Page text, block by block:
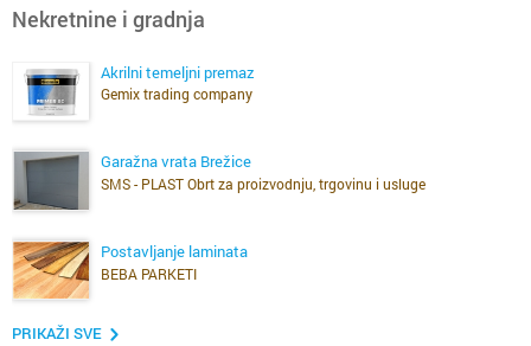
Nekretnine i gradnja
Akrilni temeljni premaz
Gemix trading company
Garažna vrata Brežice
SMS - PLAST Obrt za proizvodnju, trgovinu i usluge
Postavljanje laminata
BEBA PARKETI
PRIKAŽI SVE